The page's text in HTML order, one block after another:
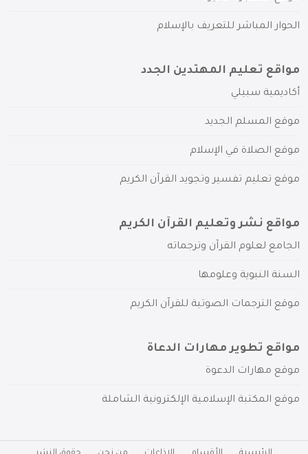
الحوار المباشر للتعريف بالإسلام
مواقع تعليم المهتدين الجدد
أكاديمية سبيلي
موقع المسلم الجديد
موقع الصلاة في الإسلام
موقع تعليم تفسير وتجويد القرآن الكريم
مواقع نشر وتعليم القرآن الكريم
الجامع لعلوم القرآن وترجماته
السنة النبوية وعلومها
موقع الترجمات الصوتية للقرآن الكريم
مواقع تطوير مهارات الدعاة
موقع مهارات الدعوة
موقع المكتبة الإسلامية الإلكترونية الشاملة